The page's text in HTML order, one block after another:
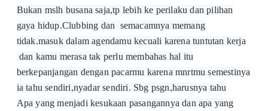
Bukan mslh busana saja,tp lebih ke perilaku dan pilihan
gaya hidup.Clubbing dan semacamnya memang
tidak.masuk dalam agendamu kecuali karena tuntutan kerja
dan kamu merasa tak perlu membahas hal itu
berkepanjangan dengan pacarmu karena mnrtmu semestinya
ia tahu sendiri,nyadar sendiri. Sbg psgn,harusnya tahu
Apa yang menjadi kesukaan pasangannya dan apa yang